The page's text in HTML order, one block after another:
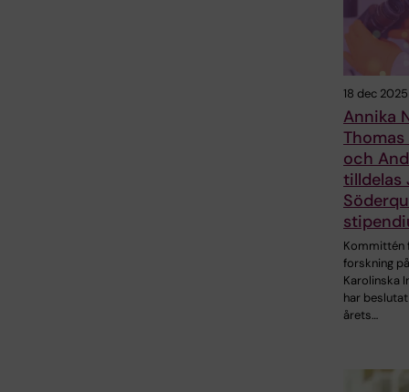
18 dec 2025
Annika
Thomas
och
tilldelas
Kommittén
forskning på
Karolinska
har
årets…